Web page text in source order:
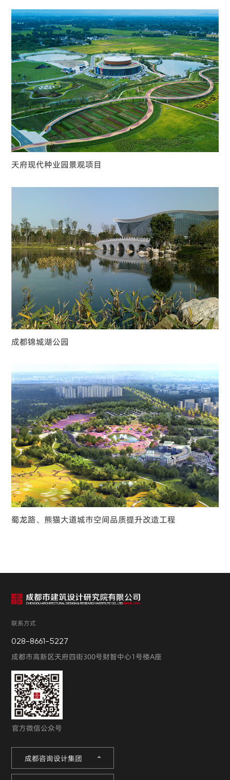
天府现代种业园景观项目
成都锦城湖公园
蜀龙路、熊猫大道城市空间品质提升改造工程
联系方式
028-8661-5227
成都市高新区天府四街300号财智中心1号楼A座
官方微信公众号
成都咨询设计集团